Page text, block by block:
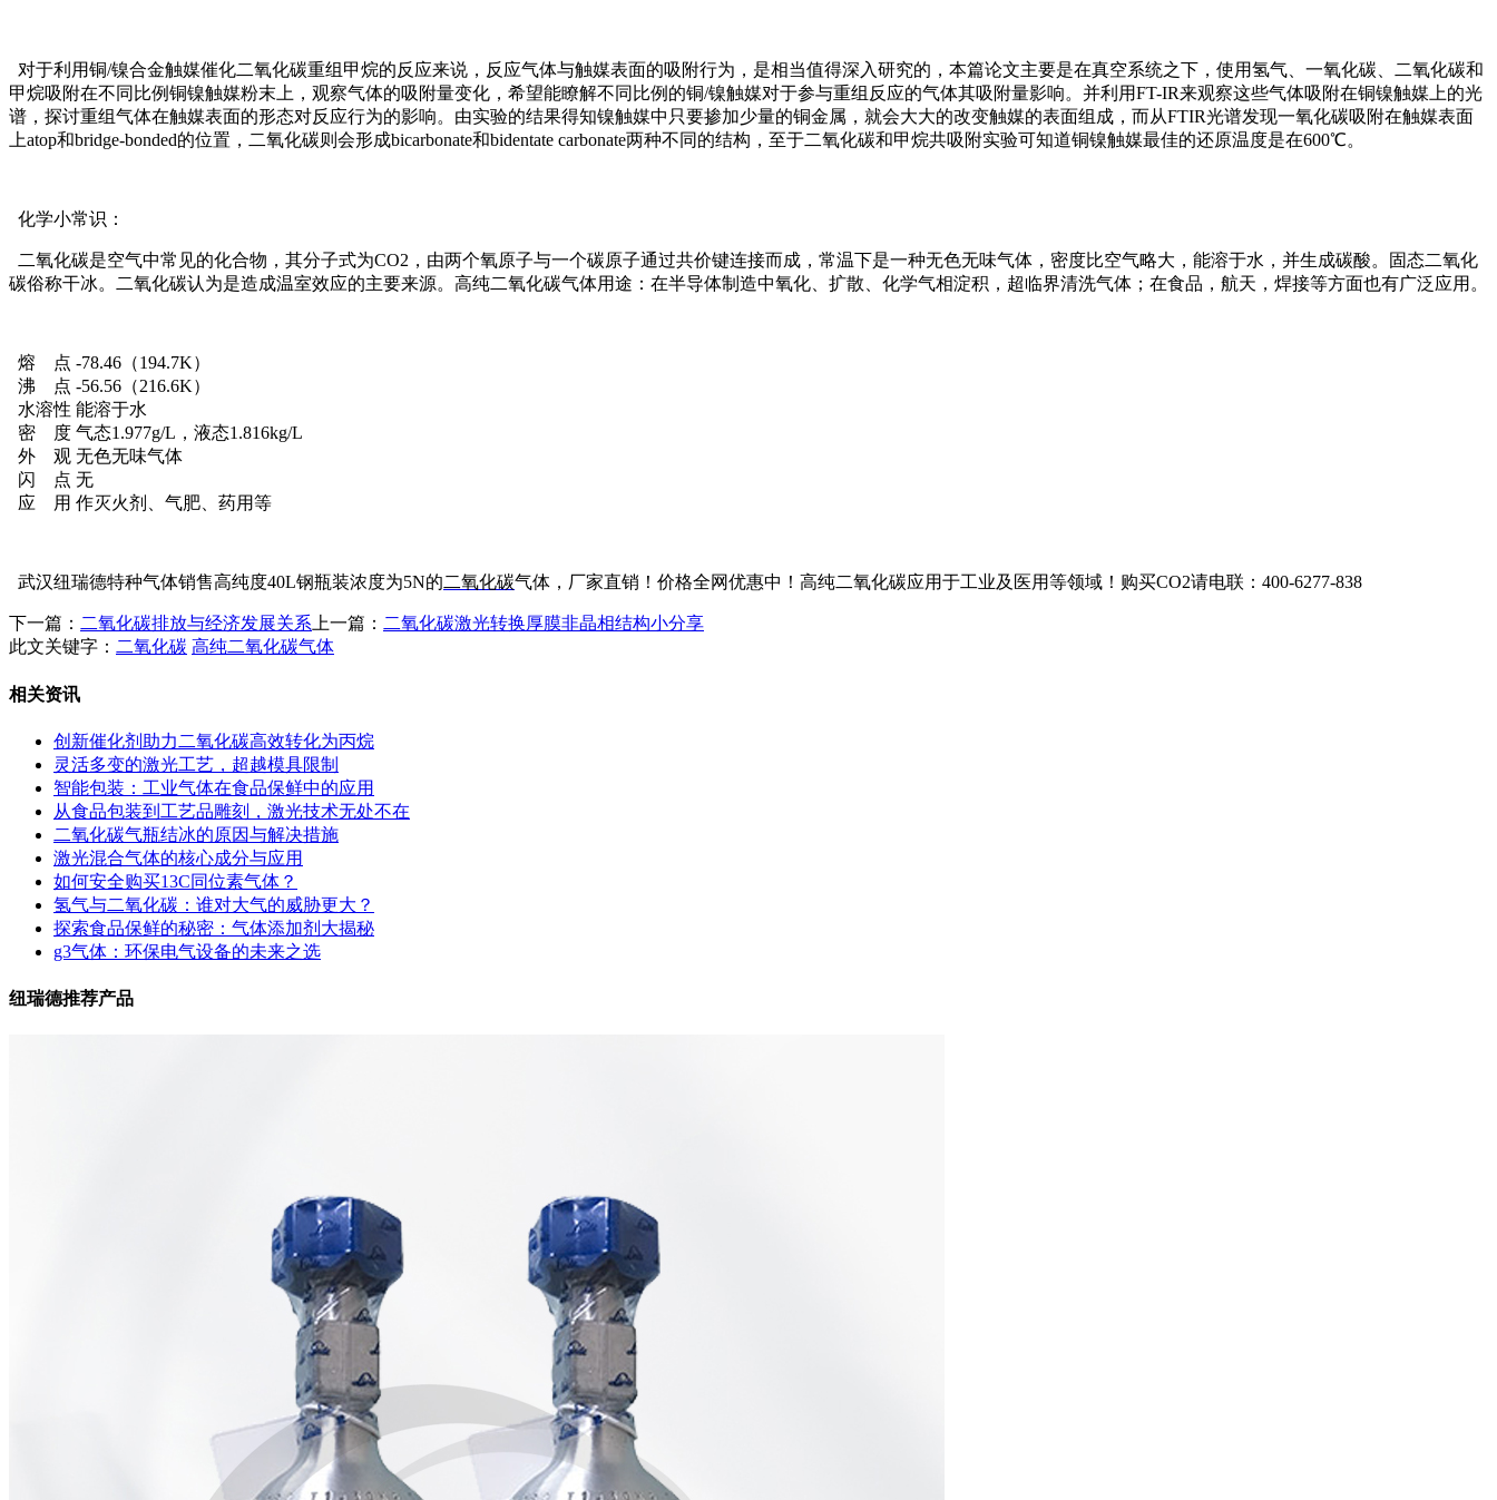
对于利用铜/镍合金触媒催化二氧化碳重组甲烷的反应来说，反应气体与触媒表面的吸附行为，是相当值得深入研究的，本篇论文主要是在真空系统之下，使用氢气、一氧化碳、二氧化碳和
甲烷吸附在不同比例铜镍触媒粉末上，观察气体的吸附量变化，希望能瞭解不同比例的铜/镍触媒对于参与重组反应的气体其吸附量影响。并利用FT-IR来观察这些气体吸附在铜镍触媒上的光
谱，探讨重组气体在触媒表面的形态对反应行为的影响。由实验的结果得知镍触媒中只要掺加少量的铜金属，就会大大的改变触媒的表面组成，而从FTIR光谱发现一氧化碳吸附在触媒表面
上atop和bridge-bonded的位置，二氧化碳则会形成bicarbonate和bidentate carbonate两种不同的结构，至于二氧化碳和甲烷共吸附实验可知道铜镍触媒最佳的还原温度是在600℃。
化学小常识：
二氧化碳是空气中常见的化合物，其分子式为CO2，由两个氧原子与一个碳原子通过共价键连接而成，常温下是一种无色无味气体，密度比空气略大，能溶于水，并生成碳酸。固态二氧化
碳俗称干冰。二氧化碳认为是造成温室效应的主要来源。高纯二氧化碳气体用途：在半导体制造中氧化、扩散、化学气相淀积，超临界清洗气体；在食品，航天，焊接等方面也有广泛应用。
熔 点 -78.46（194.7K）
沸 点 -56.56（216.6K）
水溶性 能溶于水
密 度 气态1.977g/L，液态1.816kg/L
外 观 无色无味气体
闪 点 无
应 用 作灭火剂、气肥、药用等
武汉纽瑞德特种气体销售高纯度40L钢瓶装浓度为5N的二氧化碳气体，厂家直销！价格全网优惠中！高纯二氧化碳应用于工业及医用等领域！购买CO2请电联：400-6277-838
下一篇： 二氧化碳排放与经济发展关系 上一篇： 二氧化碳激光转换厚膜非晶相结构小分享
此文关键字： 二氧化碳 高纯二氧化碳气体
相关资讯
创新催化剂助力二氧化碳高效转化为丙烷
灵活多变的激光工艺，超越模具限制
智能包装：工业气体在食品保鲜中的应用
从食品包装到工艺品雕刻，激光技术无处不在
二氧化碳气瓶结冰的原因与解决措施
激光混合气体的核心成分与应用
如何安全购买13C同位素气体？
氢气与二氧化碳：谁对大气的威胁更大？
探索食品保鲜的秘密：气体添加剂大揭秘
g3气体：环保电气设备的未来之选
纽瑞德推荐产品